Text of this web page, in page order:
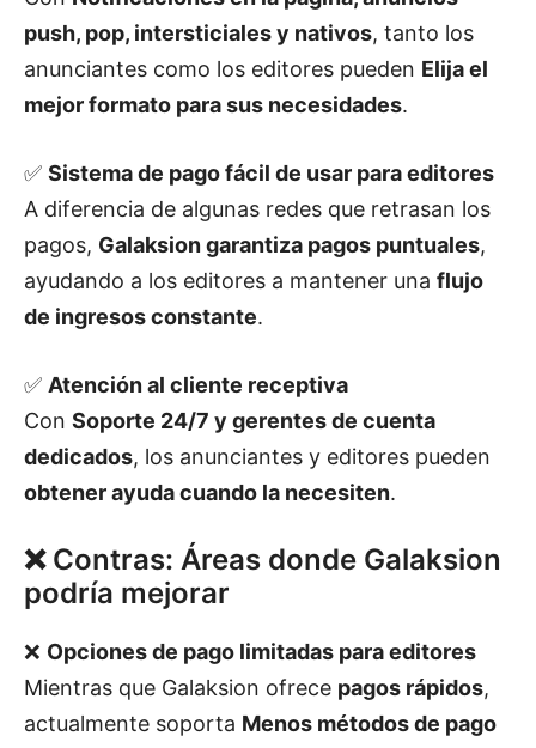
push, pop, intersticiales y nativos, tanto los
anunciantes como los editores pueden Elija el
mejor formato para sus necesidades.
✅ Sistema de pago fácil de usar para editores
A diferencia de algunas redes que retrasan los
pagos, Galaksion garantiza pagos puntuales,
ayudando a los editores a mantener una flujo
de ingresos constante.
✅ Atención al cliente receptiva
Con Soporte 24/7 y gerentes de cuenta
dedicados, los anunciantes y editores pueden
obtener ayuda cuando la necesiten.
❌ Contras: Áreas donde Galaksion
podría mejorar
❌ Opciones de pago limitadas para editores
Mientras que Galaksion ofrece pagos rápidos,
actualmente soporta Menos métodos de pago